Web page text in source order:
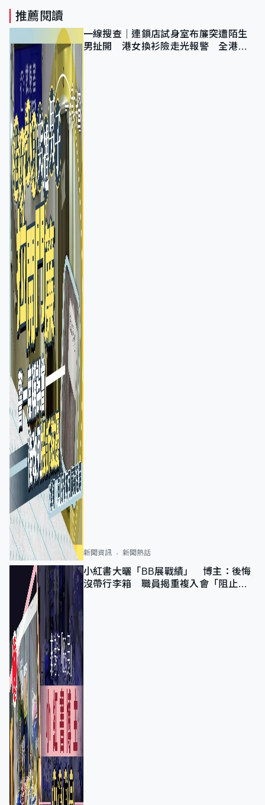
推薦閱讀
一線搜查｜連鎖店試身室布簾突遭陌生
男扯開 港女換衫險走光報警 全港分
新聞資訊 新聞熱話
小紅書大曬「BB展戰績」 博主：後悔
沒帶行李箱 職員揭重複入會「阻止唔